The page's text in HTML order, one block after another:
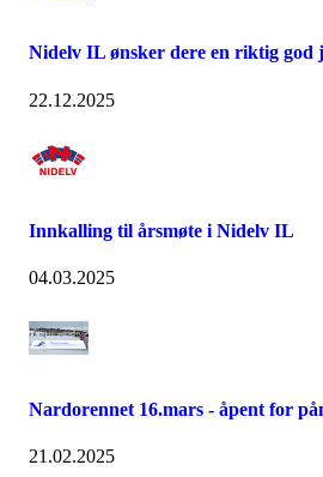
Nidelv IL ønsker dere en riktig god
22.12.2025
Innkalling til årsmøte i Nidelv IL
04.03.2025
Nardorennet 16.mars - åpent for
21.02.2025